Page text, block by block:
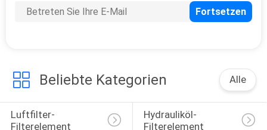
Beliebte Kategorien Alle
Luftfilter-
Filterelement
Hydrauliköl-
Filterelement